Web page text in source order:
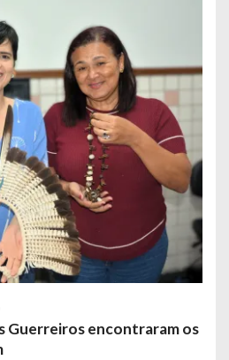
Guerreiros encontraram os